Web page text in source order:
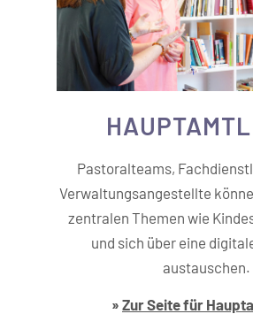
Pastoralteams,
Verwaltungsangestellte
zentralen Themen wie
und sich über eine
austauschen.
» Zur Seite für